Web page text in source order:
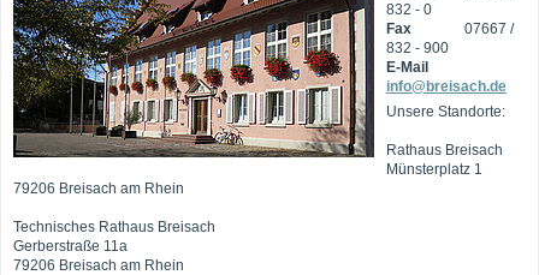
832 - 0
Fax
07667 /
832 - 900
E-Mail
info@breisach.de
Unsere Standorte:
Rathaus Breisach
Münsterplatz 1
79206 Breisach am Rhein
Technisches Rathaus Breisach
Gerberstraße 11a
79206 Breisach am Rhein